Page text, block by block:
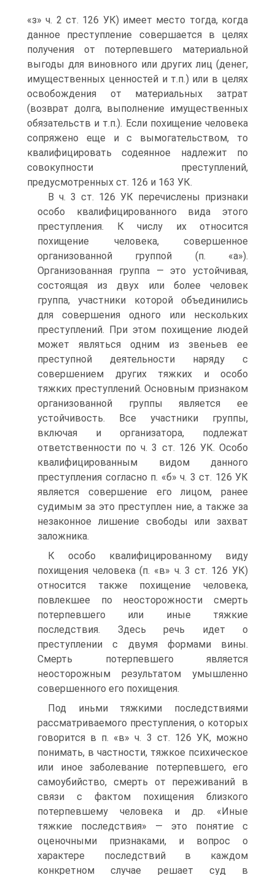
«з» ч. 2 ст. 126 УК) имеет место тогда, когда
данное преступление совершается в целях
получения от потерпевшего материальной
выгоды для виновного или других лиц (денег,
имущественных ценностей и т.п.) или в целях
освобождения от материальных затрат
(возврат долга, выполнение имущественных
обязательств и т.п.). Если похищение человека
сопряжено еще и с вымогательством, то
квалифицировать содеянное надлежит по
совокупности преступлений,
предусмотренных ст. 126 и 163 УК.
В ч. 3 ст. 126 УК перечислены признаки
особо квалифицированного вида этого
преступления. К числу их относится
похищение человека, совершенное
организованной группой (п. «а»).
Организованная группа — это устойчивая,
состоящая из двух или более человек
группа, участники которой объединились
для совершения одного или нескольких
преступлений. При этом похищение людей
может являться одним из звеньев ее
преступной деятельности наряду с
совершением других тяжких и особо
тяжких преступлений. Основным признаком
организованной группы является ее
устойчивость. Все участники группы,
включая и организатора, подлежат
ответственности по ч. 3 ст. 126 УК. Особо
квалифицированным видом данного
преступления согласно п. «б» ч. 3 ст. 126 УК
является совершение его лицом, ранее
судимым за это преступлен ние, а также за
незаконное лишение свободы или захват
заложника.
К особо квалифицированному виду
похищения человека (п. «в» ч. 3 ст. 126 УК)
относится также похищение человека,
повлекшее по неосторожности смерть
потерпевшего или иные тяжкие
последствия. Здесь речь идет о
преступлении с двумя формами вины.
Смерть потерпевшего является
неосторожным результатом умышленно
совершенного его похищения.
Под иньми тяжкими последствиями
рассматриваемого преступления, о которых
говорится в п. «в» ч. 3 ст. 126 УК, можно
понимать, в частности, тяжкое психическое
или иное заболевание потерпевшего, его
самоубийство, смерть от переживаний в
связи с фактом похищения близкого
потерпевшему человека и др. «Иные
тяжкие последствия» — это понятие с
оценочными признаками, и вопрос о
характере последствий в каждом
конкретном случае решает суд в